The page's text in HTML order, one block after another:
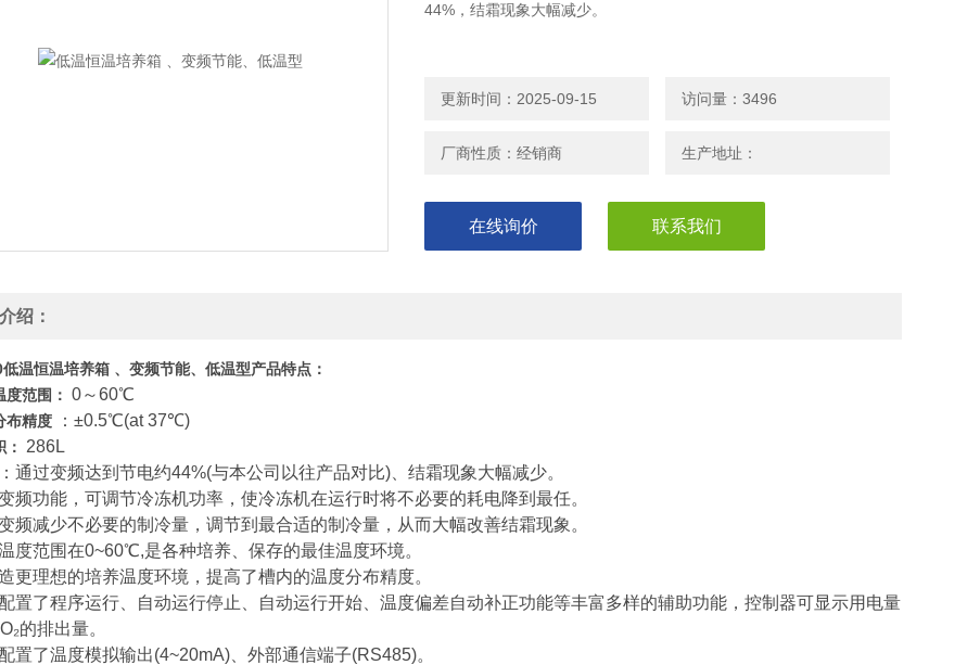
44%，结霜现象大幅减少。
更新时间：2025-09-15 访问量：3496
厂商性质：经销商 生产地址：
在线询价 联系我们
绍：
低温恒温培养箱 、变频节能、低温型产品特点：
度范围： 0～60℃
布精度 ：±0.5℃(at 37℃)
286L
通过变频达到节电约44%(与本公司以往产品对比)、结霜现象大幅减少。
频功能，可调节冷冻机功率，使冷冻机在运行时将不必要的耗电降到最任。
频减少不必要的制冷量，调节到最合适的制冷量，从而大幅改善结霜现象。
度范围在0~60℃,是各种培养、保存的最佳温度环境。
更理想的培养温度环境，提高了槽内的温度分布精度。
置了程序运行、自动运行停止、自动运行开始、温度偏差自动补正功能等丰富多样的辅助功能，控制器可显示用电量
的排出量。
置了温度模拟输出(4~20mA)、外部通信端子(RS485)。